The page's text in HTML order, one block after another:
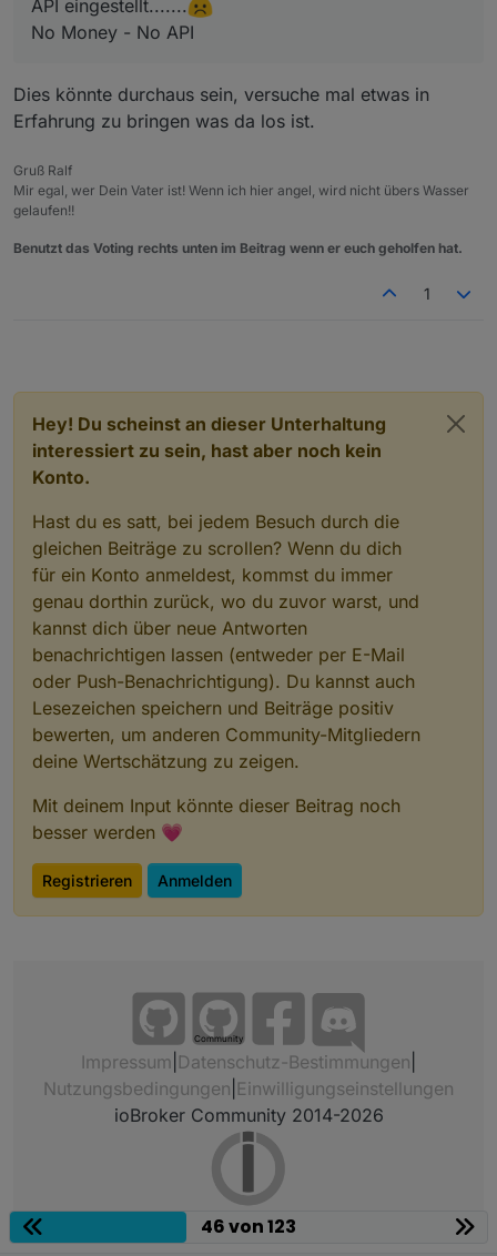
API eingestellt.......
No Money - No API
Dies könnte durchaus sein, versuche mal etwas in
Erfahrung zu bringen was da los ist.
Gruß Ralf
Mir egal, wer Dein Vater ist! Wenn ich hier angel, wird nicht übers Wasser
gelaufen!!
Benutzt das Voting rechts unten im Beitrag wenn er euch geholfen hat.
1
Hey! Du scheinst an dieser Unterhaltung
interessiert zu sein, hast aber noch kein
Konto.
Hast du es satt, bei jedem Besuch durch die
gleichen Beiträge zu scrollen? Wenn du dich
für ein Konto anmeldest, kommst du immer
genau dorthin zurück, wo du zuvor warst, und
kannst dich über neue Antworten
benachrichtigen lassen (entweder per E-Mail
oder Push-Benachrichtigung). Du kannst auch
Lesezeichen speichern und Beiträge positiv
bewerten, um anderen Community-Mitgliedern
deine Wertschätzung zu zeigen.
Mit deinem Input könnte dieser Beitrag noch
besser werden 💗
Registrieren Anmelden
Community
Impressum Datenschutz-Bestimmungen
Nutzungsbedingungen Einwilligungseinstellungen
ioBroker Community 2014-2026
46 von 123